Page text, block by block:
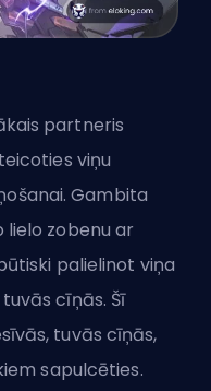
partneris
viņu
. Gambita
lielo zobenu ar
palielinot viņa
cīņās. Šī
tuvās cīņās,
sapulcēties.